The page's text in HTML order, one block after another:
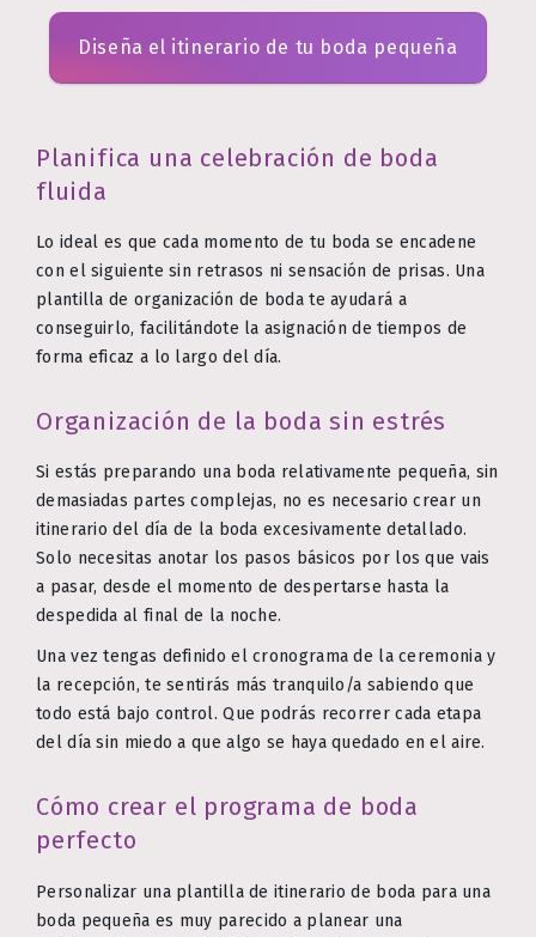
Diseña el itinerario de tu boda pequeña
Planifica una celebración de boda
fluida
Lo ideal es que cada momento de tu boda se encadene
con el siguiente sin retrasos ni sensación de prisas. Una
plantilla de organización de boda te ayudará a
conseguirlo, facilitándote la asignación de tiempos de
forma eficaz a lo largo del día.
Organización de la boda sin estrés
Si estás preparando una boda relativamente pequeña, sin
demasiadas partes complejas, no es necesario crear un
itinerario del día de la boda excesivamente detallado.
Solo necesitas anotar los pasos básicos por los que vais
a pasar, desde el momento de despertarse hasta la
despedida al final de la noche.
Una vez tengas definido el cronograma de la ceremonia y
la recepción, te sentirás más tranquilo/a sabiendo que
todo está bajo control. Que podrás recorrer cada etapa
del día sin miedo a que algo se haya quedado en el aire.
Cómo crear el programa de boda
perfecto
Personalizar una plantilla de itinerario de boda para una
boda pequeña es muy parecido a planear una